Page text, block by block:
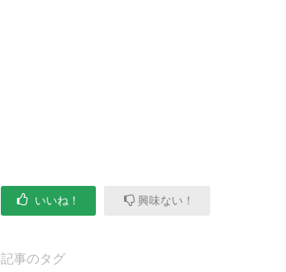
いいね！ 興味ない！
記事のタグ